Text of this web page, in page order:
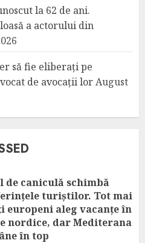
la 62 de ani.
a actorului din
să fie eliberați pe
de avocații lorAugust
de caniculă schimbă
turiștilor. Tot mai
europeni aleg vacanțe în
nordice, dar Mediterana
în top